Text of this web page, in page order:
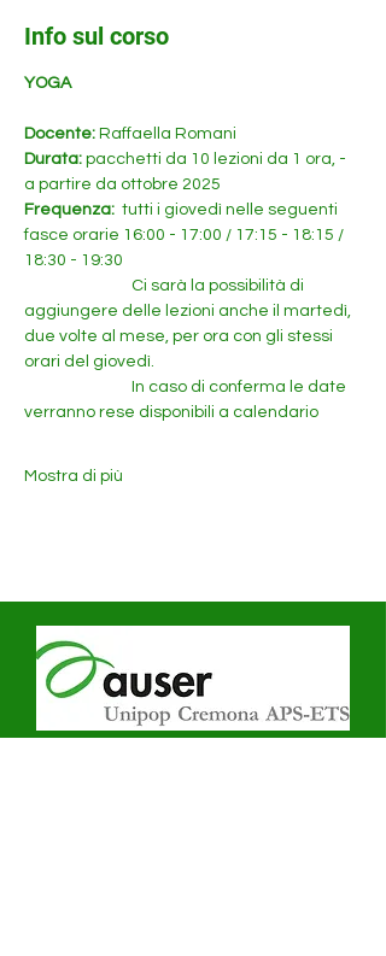
Info sul corso
YOGA
Docente: Raffaella Romani
Durata: pacchetti da 10 lezioni da 1 ora, -
a partire da ottobre 2025
Frequenza: tutti i giovedì nelle seguenti
fasce orarie 16:00 - 17:00 / 17:15 - 18:15 /
18:30 - 19:30
aggiungere delle lezioni anche il martedì,
due volte al mese, per ora con gli stessi
orari del giovedì.
verranno rese disponibili a calendario
Mostra di più